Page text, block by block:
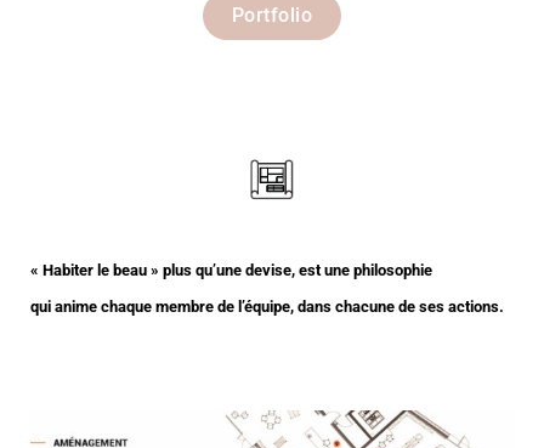
Portfolio
« Habiter le beau » plus qu’une devise, est une philosophie
qui anime chaque membre de l’équipe, dans chacune de ses actions.